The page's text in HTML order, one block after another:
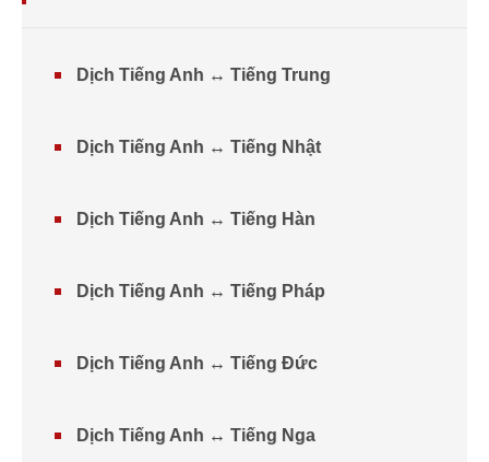
Dịch Tiếng Anh ↔ Tiếng Trung
Dịch Tiếng Anh ↔ Tiếng Nhật
Dịch Tiếng Anh ↔ Tiếng Hàn
Dịch Tiếng Anh ↔ Tiếng Pháp
Dịch Tiếng Anh ↔ Tiếng Đức
Dịch Tiếng Anh ↔ Tiếng Nga